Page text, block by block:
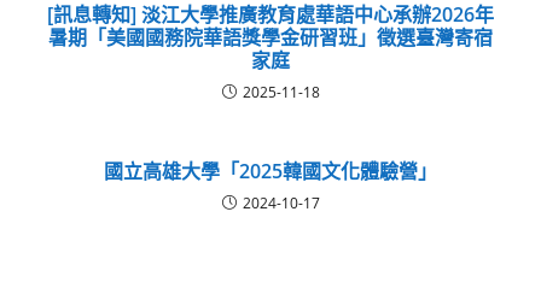
[訊息轉知] 淡江大學推廣教育處華語中心承辦2026年
暑期「美國國務院華語獎學金研習班」徵選臺灣寄宿
家庭
2025-11-18
國立高雄大學「2025韓國文化體驗營」
2024-10-17